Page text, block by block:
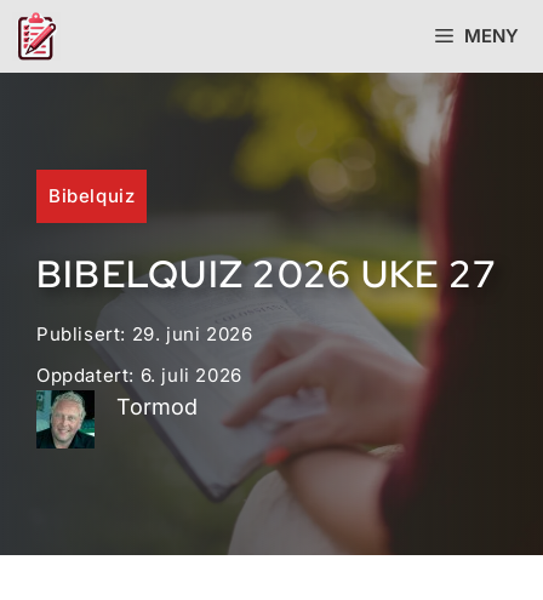
Hopp
MENY
Bibelquiz
BIBELQUIZ 2026 UKE 27
Publisert: 29. juni 2026
Oppdatert: 6. juli 2026
Tormod